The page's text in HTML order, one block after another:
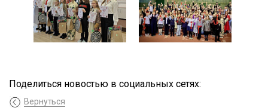
Поделиться новостью в социальных сетях:
Вернуться